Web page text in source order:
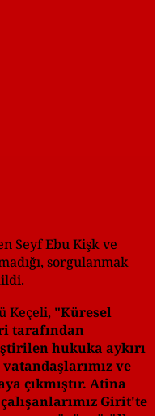
Seyf Ebu Kişk ve
sorgulanmak
Keçeli, "Küresel
tarafından
hukuka aykırı
ve
çıkmıştır. Atina
Girit'te